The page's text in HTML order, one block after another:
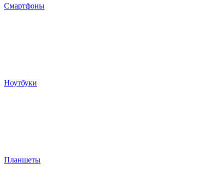
Смартфоны
Ноутбуки
Планшеты